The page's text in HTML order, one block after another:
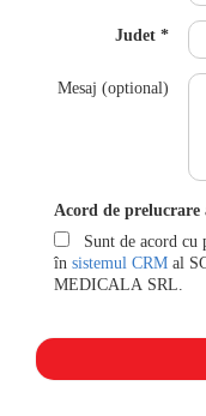
Judet
Mesaj (optional)
Acord de prelucrare
Sunt de acord cu
în sistemul CRM al
MEDICALA SRL.